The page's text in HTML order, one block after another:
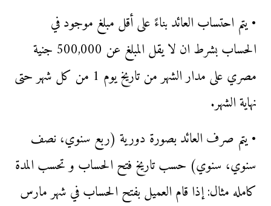
• يتم احتساب العائد بناءً على أقل مبلغ موجود في
الحساب بشرط ان لا يقل المبلغ عن 500,000 جنية
مصري على مدار الشهر من تاريخ يوم 1 من كل شهر حتى
نهاية الشهر.
• يتم صرف العائد بصورة دورية (ربع سنوي، نصف
سنوي، سنوي) حسب تاريخ فتح الحساب و تحسب المدة
كامله مثال: إذا قام العميل بفتح الحساب في شهر مارس